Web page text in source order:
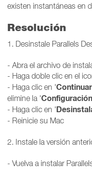
existen instantáneas en
Resolución
1. Desinstale Parallels
- Abra el archivo de
- Haga doble clic en el
- Haga clic en 'Continuar
elimine la '
- Haga clic en '
- Reinicie su Mac
2. Instale la versión
- Vuelva a instalar